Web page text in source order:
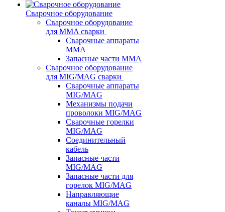
Сварочное оборудование
Сварочное оборудование
для MMA сварки
Сварочные аппараты
MMA
Запасные части MMA
Сварочное оборудование
для MIG/MAG сварки
Сварочные аппараты
MIG/MAG
Механизмы подачи
проволоки MIG/MAG
Сварочные горелки
MIG/MAG
Соединительный
кабель
Запасные части
MIG/MAG
Запасные части для
горелок MIG/MAG
Направляющие
каналы MIG/MAG